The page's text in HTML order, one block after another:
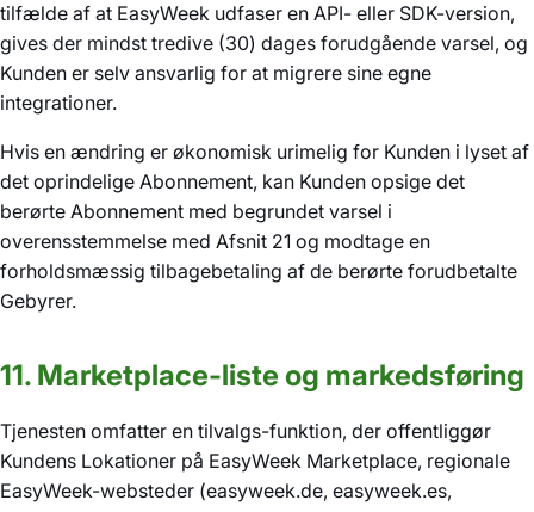
tilfælde af at EasyWeek udfaser en API- eller SDK-version,
gives der mindst tredive (30) dages forudgående varsel, og
Kunden er selv ansvarlig for at migrere sine egne
integrationer.
Hvis en ændring er økonomisk urimelig for Kunden i lyset af
det oprindelige Abonnement, kan Kunden opsige det
berørte Abonnement med begrundet varsel i
overensstemmelse med Afsnit 21 og modtage en
forholdsmæssig tilbagebetaling af de berørte forudbetalte
Gebyrer.
11. Marketplace-liste og markedsføring
Tjenesten omfatter en tilvalgs-funktion, der offentliggør
Kundens Lokationer på EasyWeek Marketplace, regionale
EasyWeek-websteder (easyweek.de, easyweek.es,